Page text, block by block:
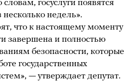
госуслуги появятся
несколько недель».
что к настоящему моменту
завершена и полностью
безопасности, которые
государственных
— утверждает депутат.